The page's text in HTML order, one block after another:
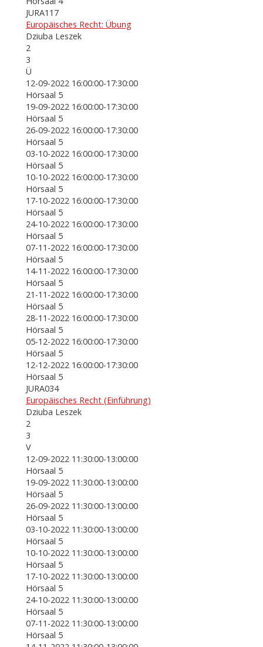
JURA117
Europäisches Recht: Übung
Dziuba Leszek
2
3
Ü
12-09-2022 16:00:00-17:30:00
Hörsaal 5
19-09-2022 16:00:00-17:30:00
Hörsaal 5
26-09-2022 16:00:00-17:30:00
Hörsaal 5
03-10-2022 16:00:00-17:30:00
Hörsaal 5
10-10-2022 16:00:00-17:30:00
Hörsaal 5
17-10-2022 16:00:00-17:30:00
Hörsaal 5
24-10-2022 16:00:00-17:30:00
Hörsaal 5
07-11-2022 16:00:00-17:30:00
Hörsaal 5
14-11-2022 16:00:00-17:30:00
Hörsaal 5
21-11-2022 16:00:00-17:30:00
Hörsaal 5
28-11-2022 16:00:00-17:30:00
Hörsaal 5
05-12-2022 16:00:00-17:30:00
Hörsaal 5
12-12-2022 16:00:00-17:30:00
Hörsaal 5
JURA034
Europäisches Recht (Einführung)
Dziuba Leszek
2
3
V
12-09-2022 11:30:00-13:00:00
Hörsaal 5
19-09-2022 11:30:00-13:00:00
Hörsaal 5
26-09-2022 11:30:00-13:00:00
Hörsaal 5
03-10-2022 11:30:00-13:00:00
Hörsaal 5
10-10-2022 11:30:00-13:00:00
Hörsaal 5
17-10-2022 11:30:00-13:00:00
Hörsaal 5
24-10-2022 11:30:00-13:00:00
Hörsaal 5
07-11-2022 11:30:00-13:00:00
Hörsaal 5